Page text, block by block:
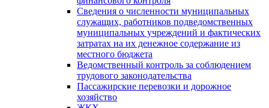
Сведения о численности муниципальных
служащих, работников подведомственных
муниципальных учреждений и фактических
затратах на их денежное содержание из
местного бюджета
Ведомственный контроль за соблюдением
трудового законодательства
Пассажирские перевозки и дорожное
хозяйство